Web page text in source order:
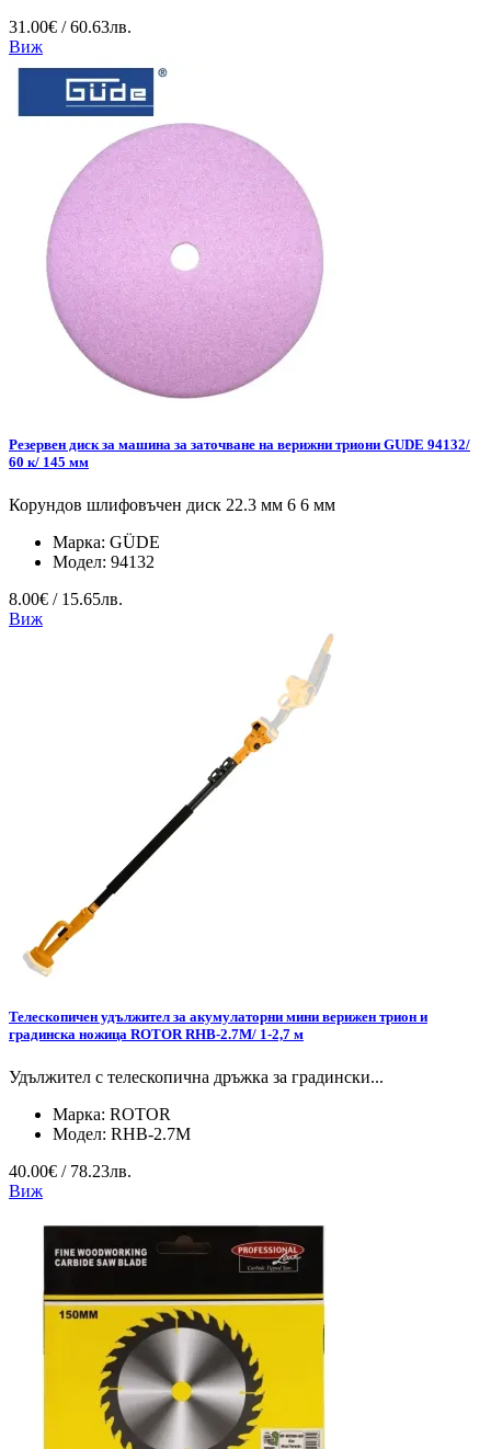
31.00€ / 60.63лв.
Виж
Резервен диск за машина за заточване на верижни триони GUDE 94132/
60 к/ 145 мм
Корундов шлифовъчен диск 22.3 мм 6 6 мм
Марка: GÜDE
Модел: 94132
8.00€ / 15.65лв.
Виж
Телескопичен удължител за акумулаторни мини верижен трион и
градинска ножица ROTOR RHB-2.7M/ 1-2,7 м
Удължител с телескопична дръжка за градински...
Марка: ROTOR
Модел: RHB-2.7M
40.00€ / 78.23лв.
Виж